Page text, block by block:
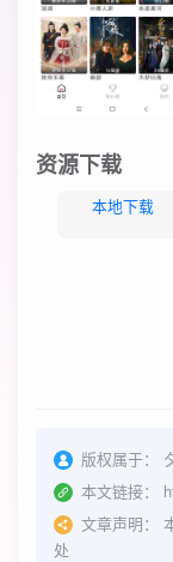
资源下载
本地下载
版权属于：
本文链接：
文章声明：
处